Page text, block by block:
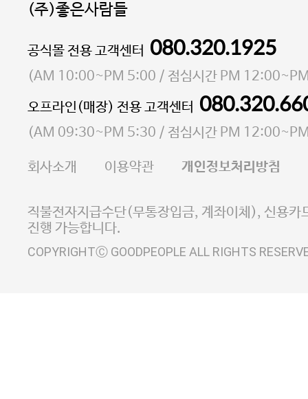
(주)좋은사람들
대표 이성현,박영환| 개인정보관리책임자 김상현
소재지 서울특별시 마포구 마포대로4다길 41 마포
통신판매업 신고번호 2023-서울마포-3931호
사업자등록번호 105-81-58242
E-MAIL goodpeople@gpin.co.kr
사업자정보확인
이니시스 에스크로 서비
공식몰 전용 고객센터 080.320.1925
(AM 10:00~PM 5:00 / 점심시간 PM
오프라인(매장) 전용 고객센터
(AM 09:30~PM 5:30 / 점심시간 PM
회사소개 이용약관 개인정보처리방침
직불전자지급수단(무통장입금, 계좌이체), 신용카
진행 가능합니다.
COPYRIGHTⒸ GOODPEOPLE ALL RIGHTS